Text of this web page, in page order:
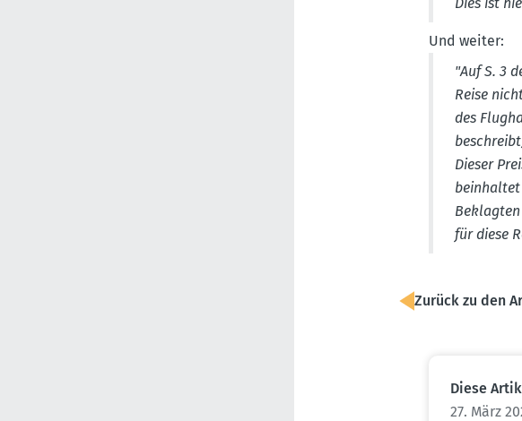
Und weiter:
"Auf S. 3
Reise
des
Dieser
beinhaltet
für diese
Zurück zu den
Diese
27. März